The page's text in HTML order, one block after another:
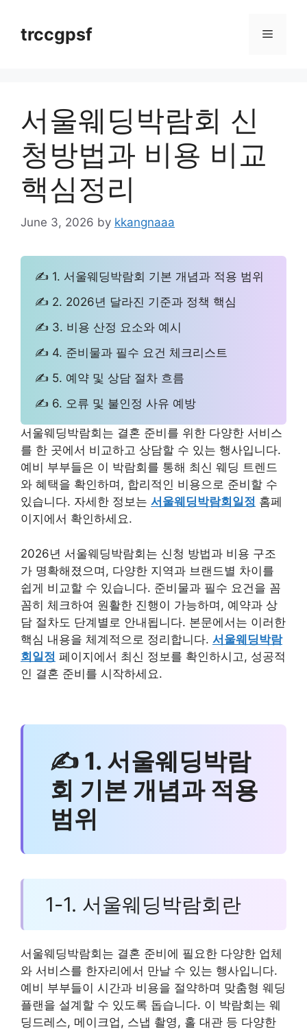
contenttrccgpsf Menu
서울웨딩박람회 신
청방법과 비용 비교
핵심정리
June 3, 2026 by kkangnaaa
✍ 1. 서울웨딩박람회 기본 개념과 적용 범위
✍ 2. 2026년 달라진 기준과 정책 핵심
✍ 3. 비용 산정 요소와 예시
✍ 4. 준비물과 필수 요건 체크리스트
✍ 5. 예약 및 상담 절차 흐름
✍ 6. 오류 및 불인정 사유 예방
서울웨딩박람회는 결혼 준비를 위한 다양한 서비스
를 한 곳에서 비교하고 상담할 수 있는 행사입니다.
예비 부부들은 이 박람회를 통해 최신 웨딩 트렌드
와 혜택을 확인하며, 합리적인 비용으로 준비할 수
있습니다. 자세한 정보는 서울웨딩박람회일정 홈페
이지에서 확인하세요.
2026년 서울웨딩박람회는 신청 방법과 비용 구조
가 명확해졌으며, 다양한 지역과 브랜드별 차이를
쉽게 비교할 수 있습니다. 준비물과 필수 요건을 꼼
꼼히 체크하여 원활한 진행이 가능하며, 예약과 상
담 절차도 단계별로 안내됩니다. 본문에서는 이러한
핵심 내용을 체계적으로 정리합니다. 서울웨딩박람
회일정 페이지에서 최신 정보를 확인하시고, 성공적
인 결혼 준비를 시작하세요.
✍ 1. 서울웨딩박람
회 기본 개념과 적용
범위
1-1. 서울웨딩박람회란
서울웨딩박람회는 결혼 준비에 필요한 다양한 업체
와 서비스를 한자리에서 만날 수 있는 행사입니다.
예비 부부들이 시간과 비용을 절약하며 맞춤형 웨딩
플랜을 설계할 수 있도록 돕습니다. 이 박람회는 웨
딩드레스, 메이크업, 스냅 촬영, 홀 대관 등 다양한